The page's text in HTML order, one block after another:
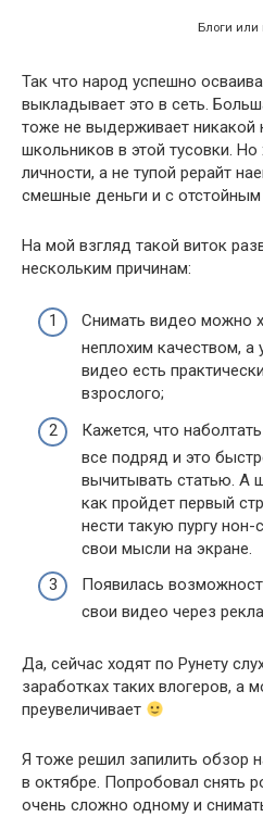
Блоги или
Так что народ успешно
выкладывает это в сеть.
тоже не выдерживает никакой
школьников в этой тусовки.
личности, а не тупой рерайт
смешные деньги и с
На мой взгляд такой виток
нескольким причинам:
Снимать видео можно
неплохим качеством,
видео есть
взрослого;
Кажется, что
все подряд и это
вычитывать статью. А
как пройдет первый
нести такую пургу
свои мысли на экране.
Появилась
свои видео через
Да, сейчас ходят по Рунету
заработках таких влогеров, а
преувеличивает
Я тоже решил запилить обзор
в октябре. Попробовал снять
очень сложно одному и